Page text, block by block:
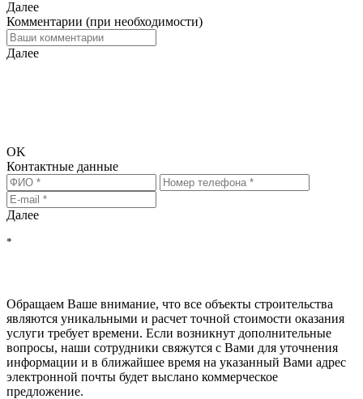
Далее
Комментарии (при необходимости)
Далее
OK
Контактные данные
Далее
*
Обращаем Ваше внимание, что все объекты строительства
являются уникальными и расчет точной стоимости оказания
услуги требует времени. Если возникнут дополнительные
вопросы, наши сотрудники свяжутся с Вами для уточнения
информации и в ближайшее время на указанный Вами адрес
электронной почты будет выслано коммерческое
предложение.